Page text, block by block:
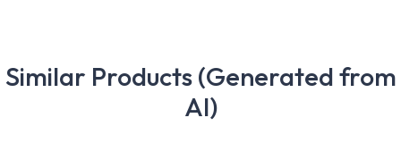
Similar Products (Generated from
AI)